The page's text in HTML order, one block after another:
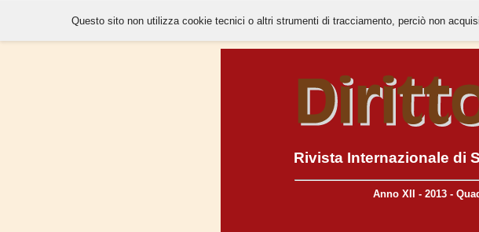
Rivista Internazionale di
Anno XII - 2013 -
Questo sito non utilizza cookie tecnici o altri strumenti di tracciamento, perciò non